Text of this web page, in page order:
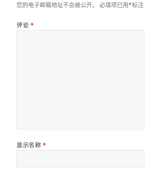
您的电子邮箱地址不会被公开。 必填项已用*标注
评论 *
显示名称 *